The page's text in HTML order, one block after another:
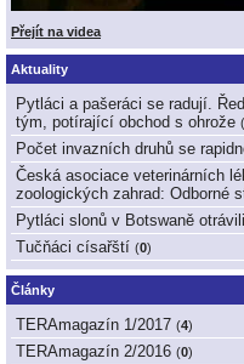
Přejít na videa
Aktuality
Pytláci a pašeráci se radují.
tým, potírající obchod s ohrože (
Počet invazních druhů se
Česká asociace veterinárních
zoologických zahrad: Odborné
Pytláci slonů v Botswaně
Tučňáci císařští (0)
Články
TERAmagazín 1/2017 (4)
TERAmagazín 2/2016 (0)